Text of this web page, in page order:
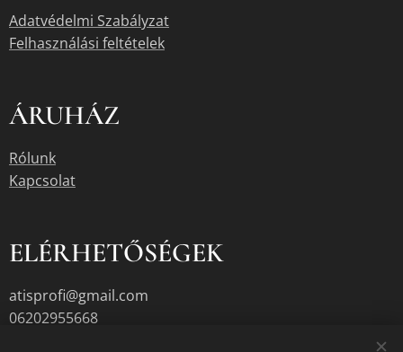
Adatvédelmi Szabályzat
Felhasználási feltételek
ÁRUHÁZ
Rólunk
Kapcsolat
ELÉRHETŐSÉGEK
atisprofi@gmail.com
06202955668